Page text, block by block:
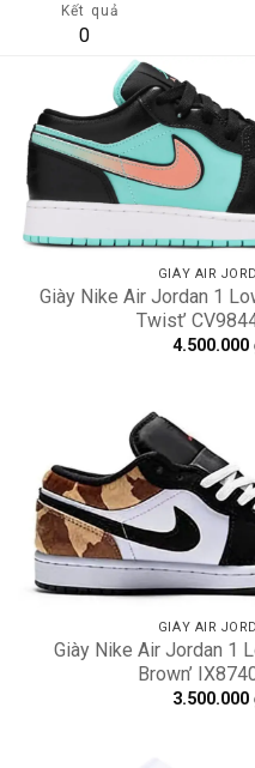
Kết quả
0
GIÀY AIR
Giày Nike Air Jordan 1
Twist’
4.500.000
GIÀY AIR
Giày Nike Air Jordan 1
Brown’
3.500.000